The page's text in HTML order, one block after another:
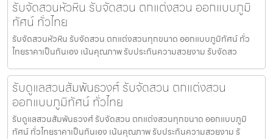
รับจัดสวนหัวหิน รับจัดสวน ตกแต่งสวน ออกแบบภูมิ
ทัศน์ ทั่วไทย
รับจัดสวนหัวหิน รับจัดสวน ตกแต่งสวนทุกขนาด ออกแบบภูมิทัศน์ ทั่ว
ไทยราคาเป็นกันเอง เน้นคุณภาพ รับประกันความสวยงาม รับจัดสว
รับดูแลสวนสัมพันธวงศ์ รับจัดสวน ตกแต่งสวน
ออกแบบภูมิทัศน์ ทั่วไทย
รับดูแลสวนสัมพันธวงศ์ รับจัดสวน ตกแต่งสวนทุกขนาด ออกแบบภูมิ
ทัศน์ ทั่วไทยราคาเป็นกันเอง เน้นคุณภาพ รับประกันความสวยงาม รั